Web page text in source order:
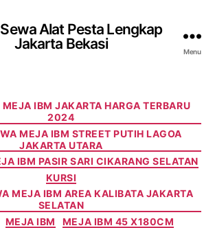
Alat Pesta Lengkap
Jakarta Bekasi
Menu
Categories
IBM JAKARTA HARGA TERBARU
2024
MEJA IBM STREET PUTIH LAGOA
JAKARTA UTARA
IBM PASIR SARI CIKARANG SELATAN
KURSI
MEJA IBM AREA KALIBATA JAKARTA
SELATAN
MEJA IBM
MEJA IBM 45 X180CM